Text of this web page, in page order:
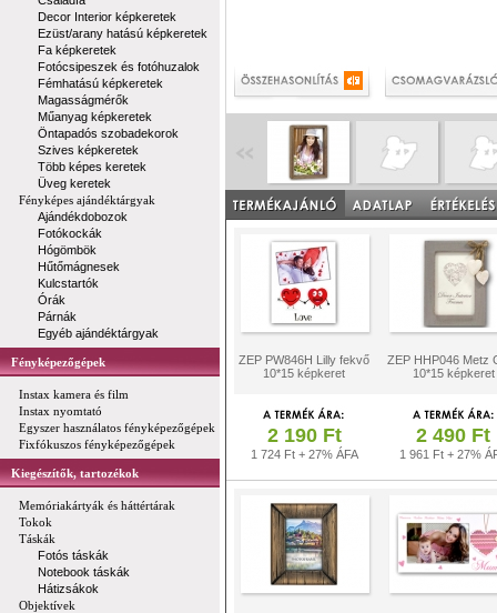
Decor Interior képkeretek
Ezüst/arany hatású képkeretek
Fa képkeretek
Fotócsipeszek és fotóhuzalok
Fémhatású képkeretek
Magasságmérők
Műanyag képkeretek
Öntapadós szobadekorok
Szives képkeretek
Több képes keretek
Üveg keretek
Fényképes ajándéktárgyak
Ajándékdobozok
Fotókockák
Hógömbök
Hűtőmágnesek
Kulcstartók
Órák
Párnák
Egyéb ajándéktárgyak
Fényképezőgépek
Instax kamera és film
Instax nyomtató
Egyszer használatos fényképezőgépek
Fixfókuszos fényképezőgépek
Kiegészítők, tartozékok
Memóriakártyák és háttértárak
Tokok
Táskák
Fotós táskák
Notebook táskák
Hátizsákok
Objektívek
ZEP PW846H Lilly fekvő
10*15 képkeret
ZEP HHP046 Metz
10*15 képkeret
2 190 Ft
1 724 Ft + 27% ÁFA
2 490 Ft
1 961 Ft + 27%